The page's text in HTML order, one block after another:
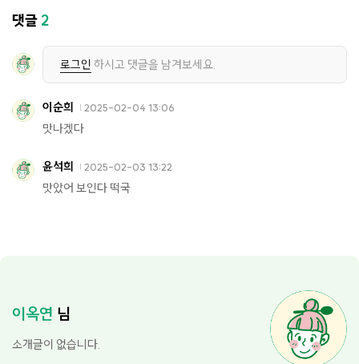
댓글2
로그인 하시고 댓글을 남겨보세요.
이순희 2025-02-04 13:06
맛나겠다
윤석희 2025-02-03 13:22
맛았어 보인다 떡국
이옥연 님
소개글이 없습니다.